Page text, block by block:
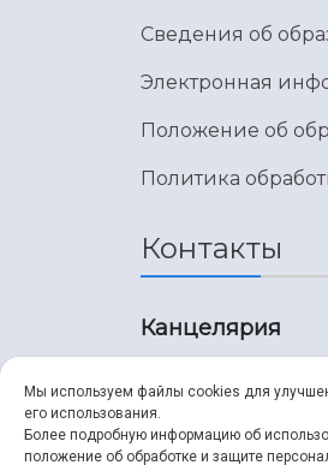
Сведения об
Электронная
Положение об
Политика
Контакты
Канцелярия
8 (846) 267-43-
Мы используем файлы cookies для
его использования.
Более подробную информацию об
положение об обработке и защите